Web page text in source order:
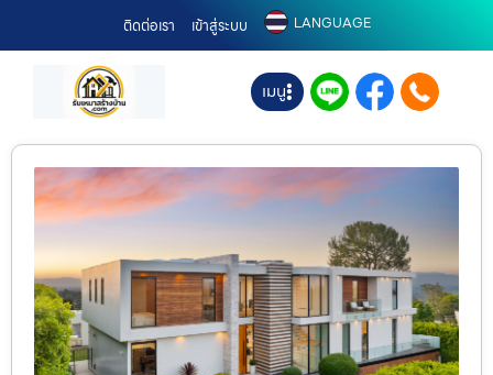
ติดต่อเรา เข้าสู่ระบบ LANGUAGE
เมนู